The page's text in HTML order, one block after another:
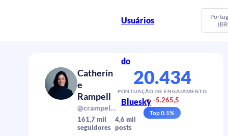
Usuários
do
Bluesky
Catherin
e
Rampell
@crampell.bsky.social
161,7 mil
seguidores
4,6 mil
posts
20.434
PONTUAÇÃO DE ENGAJAMENTO
▼ -5.265,5
Top0.1%